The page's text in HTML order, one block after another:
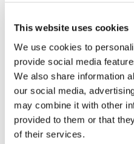
This website uses cookies
We use cookies to
provide social media
We also share information
our social media,
may combine it with other
provided to them or that
of their services.
nis­se
Die
ihrer